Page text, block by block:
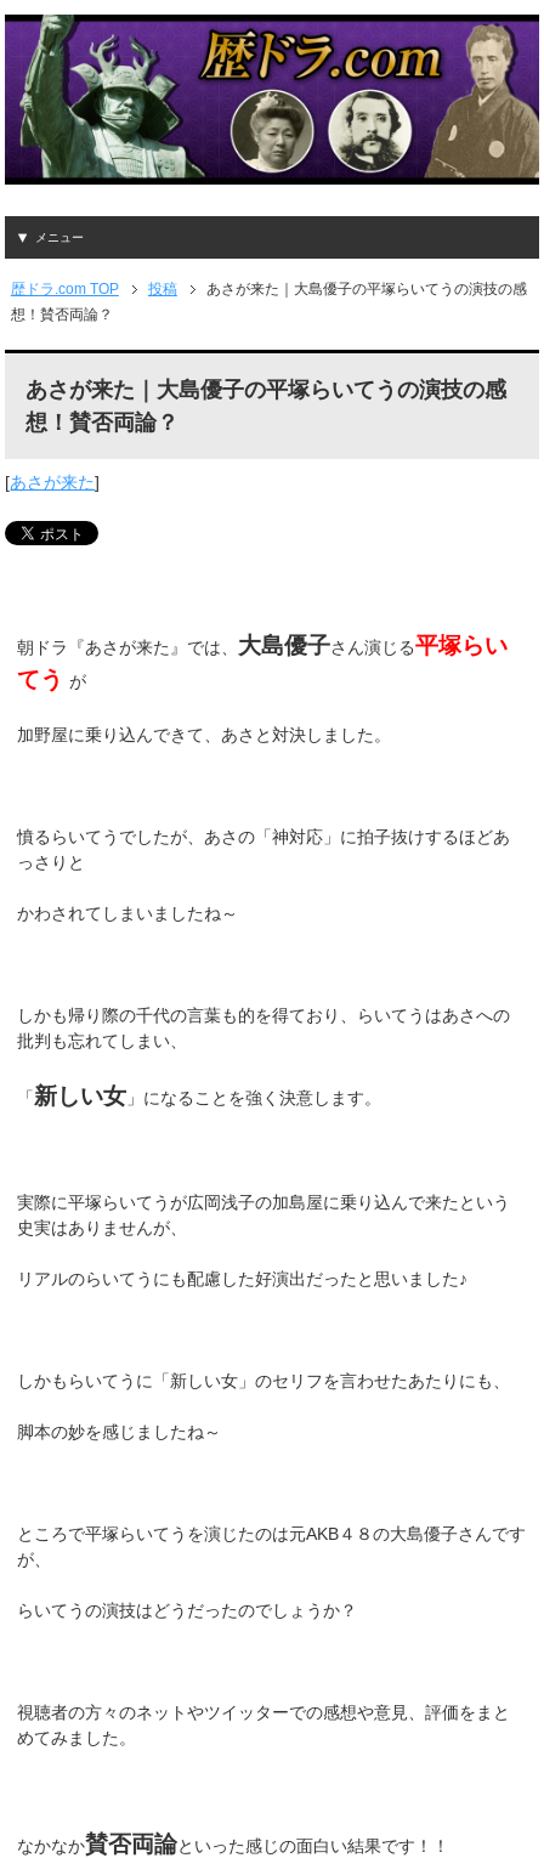
メニュー
歴ドラ.com TOP 投稿
あさが来た｜大島優子の平塚らいてうの演技の感
想！賛否両論？
あさが来た｜大島優子の平塚らいてうの演技の感
想！賛否両論？
[あさが来た]
朝ドラ『あさが来た』では、 大島優子さん演じる平塚らい
てう が
加野屋に乗り込んできて、あさと対決しました。
憤るらいてうでしたが、あさの「神対応」に拍子抜けするほどあ
っさりと
かわされてしまいましたね～
しかも帰り際の千代の言葉も的を得ており、らいてうはあさへの
批判も忘れてしまい、
「新しい女 」になることを強く決意します。
実際に平塚らいてうが広岡浅子の加島屋に乗り込んで来たという
史実はありませんが、
リアルのらいてうにも配慮した好演出だったと思いました♪
しかもらいてうに「新しい女」のセリフを言わせたあたりにも、
脚本の妙を感じましたね～
ところで平塚らいてうを演じたのは元AKB４８の大島優子さんです
が、
らいてうの演技はどうだったのでしょうか？
視聴者の方々のネットやツイッターでの感想や意見、評価をまと
めてみました。
なかなか賛否両論といった感じの面白い結果です！！